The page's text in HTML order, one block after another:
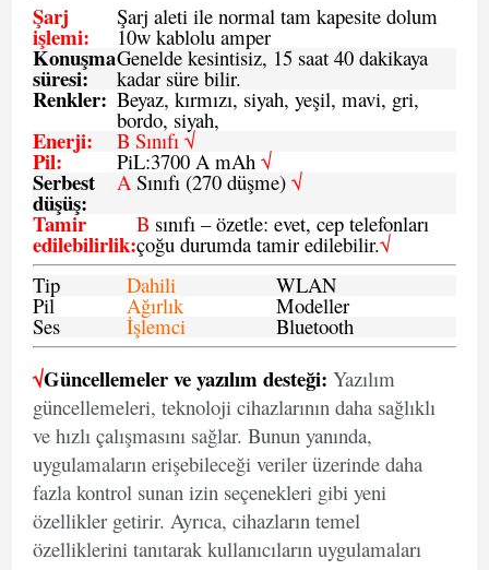
Şarj
işlemi:
Şarj aleti ile normal tam kapesite dolum
10w kablolu amper
Konuşma
süresi:
Genelde kesintisiz, 15 saat 40 dakikaya
kadar süre bilir.
Renkler: Beyaz, kırmızı, siyah, yeşil, mavi, gri,
bordo, siyah,
Enerji: B Sınıfı √
Pil: PiL:3700 A mAh √
Serbest
düşüş:
ASınıfı (270 düşme) √
Tamir
edilebilirlik:
B sınıfı – özetle: evet, cep telefonları
çoğu durumda tamir edilebilir.√
Tip
Dahili WLAN
Pil Ağırlık Modeller
Ses İşlemci Bluetooth
√Güncellemeler ve yazılım desteği: Yazılım
güncellemeleri, teknoloji cihazlarının daha sağlıklı
ve hızlı çalışmasını sağlar. Bunun yanında,
uygulamaların erişebileceği veriler üzerinde daha
fazla kontrol sunan izin seçenekleri gibi yeni
özellikler getirir. Ayrıca, cihazların temel
özelliklerini tanıtarak kullanıcıların uygulamaları